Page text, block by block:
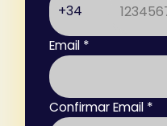
+34
Email *
Confirmar Email *